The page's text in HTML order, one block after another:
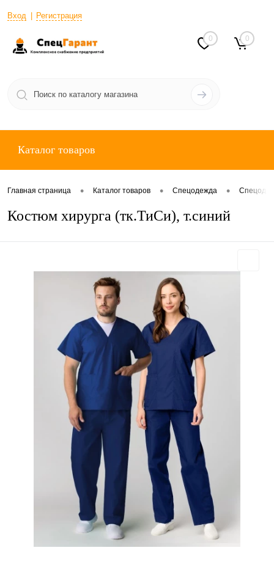
Вход Регистрация
0 0
Каталог товаров
Главная страница • Каталог товаров • Спецодежда •
Костюм хирурга (тк.ТиСи), т.синий